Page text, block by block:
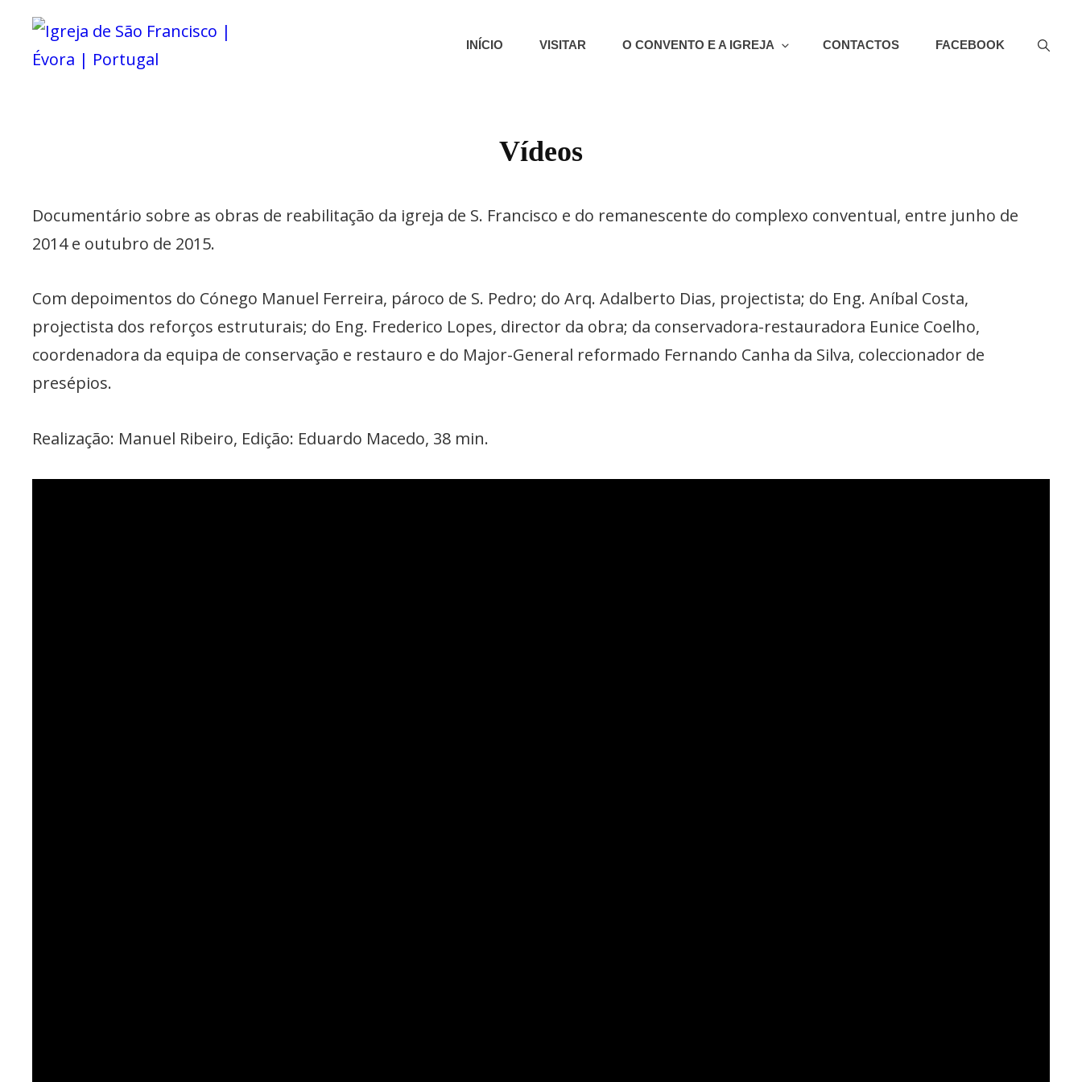
Igreja De São Francisco – Capela Dos Ossos | Núcleo Museológico | Colecção De Presépios
INÍCIO VISITAR O CONVENTO E A IGREJA CONTACTOS FACEBOOK
Vídeos
Documentário sobre as obras de reabilitação da igreja de S. Francisco e do remanescente do complexo conventual, entre junho de
2014 e outubro de 2015.
Com depoimentos do Cónego Manuel Ferreira, pároco de S. Pedro; do Arq. Adalberto Dias, projectista; do Eng. Aníbal Costa,
projectista dos reforços estruturais; do Eng. Frederico Lopes, director da obra; da conservadora-restauradora Eunice Coelho,
coordenadora da equipa de conservação e restauro e do Major-General reformado Fernando Canha da Silva, coleccionador de
presépios.
Realização: Manuel Ribeiro, Edição: Eduardo Macedo, 38 min.